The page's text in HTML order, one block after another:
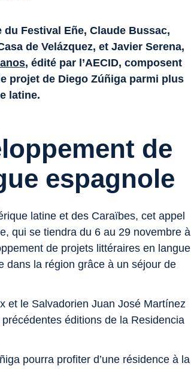
Festival Eñe, Claude Bussac,
de Velázquez, et Javier Serena,
, édité par l’AECID, composent
projet de Diego Zúñiga parmi plus
latine.
de
espagnole
latine et des Caraïbes, cet appel
qui se tiendra du 6 au 29 novembre à
de projets littéraires en langue
dans la région grâce à un séjour de
et le Salvadorien Juan José Martínez
éditions de la Residencia
pourra profiter d’une résidence à la